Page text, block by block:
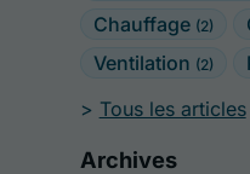
Chauffage (2)
Ventilation (2)
Tous les articles
Archives